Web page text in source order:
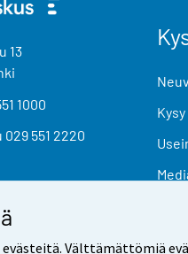
Välttämättömiä
13
1000
029 551 2220